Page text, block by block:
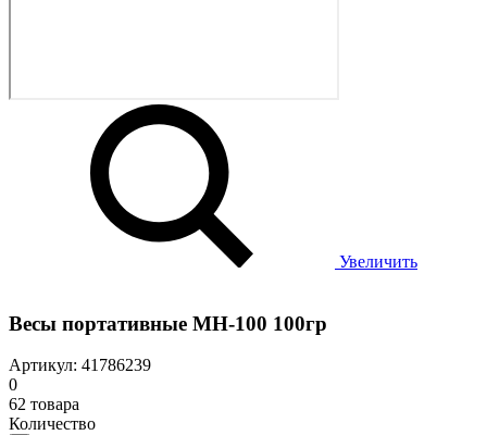
Увеличить
Весы портативные MH-100 100гр
Артикул: 41786239
0
62 товара
Количество